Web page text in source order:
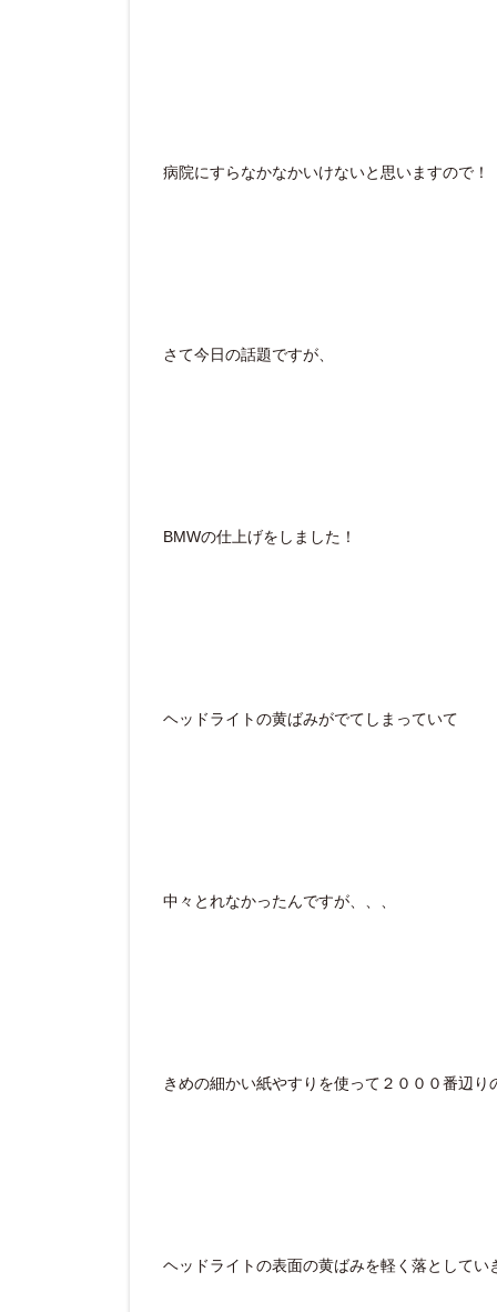
病院にすらなかなかいけないと思いますので！
さて今日の話題ですが、
BMWの仕上げをしました！
ヘッドライトの黄ばみがでてしまっていて
中々とれなかったんですが、、、
きめの細かい紙やすりを使って２０００番辺り
ヘッドライトの表面の黄ばみを軽く落としてい